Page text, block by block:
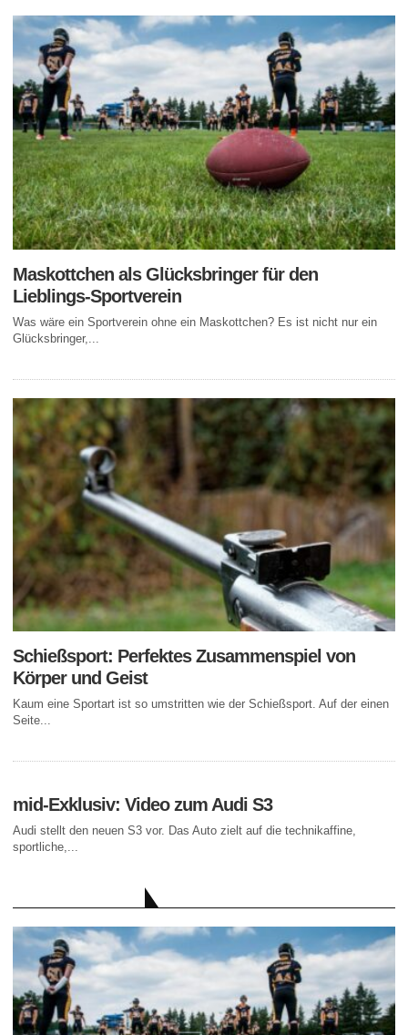
Maskottchen als Glücksbringer für den
Lieblings-Sportverein
Was wäre ein Sportverein ohne ein Maskottchen? Es ist nicht nur ein
Glücksbringer,...
Schießsport: Perfektes Zusammenspiel von
Körper und Geist
Kaum eine Sportart ist so umstritten wie der Schießsport. Auf der einen
Seite...
mid-Exklusiv: Video zum Audi S3
Audi stellt den neuen S3 vor. Das Auto zielt auf die technikaffine,
sportliche,...